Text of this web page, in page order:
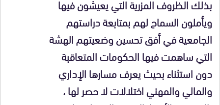
بذلك الظروف المزرية التي يعيشون فيها
ويأملون السماح لهم بمتابعة دراستهم
الجامعية في أفق تحسين وضعيتهم الهشة
التي ساهمت فيها الحكومات المتعاقبة
دون استثناء بحيث يعرف مسارها الإداري
والمالي والمهني اختلالات لا حصر لها ،